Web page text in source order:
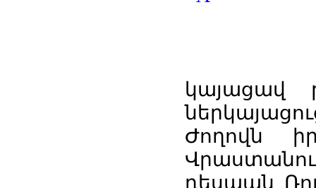
կայացավ
Ժողովն
դեսպան